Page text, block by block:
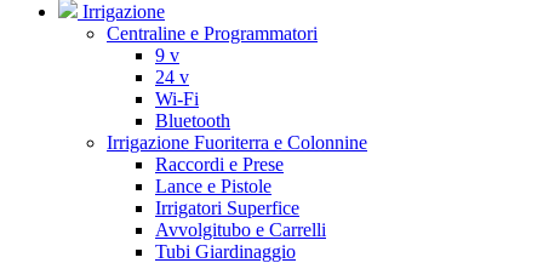
Irrigazione
Centraline e Programmatori
9 v
24 v
Wi-Fi
Bluetooth
Irrigazione Fuoriterra e Colonnine
Raccordi e Prese
Lance e Pistole
Irrigatori Superfice
Avvolgitubo e Carrelli
Tubi Giardinaggio